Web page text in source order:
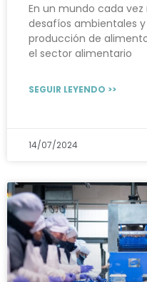
En un mundo cada
desafíos ambientales
producción de
el sector alimentario
SEGUIR LEYENDO >>
14/07/2024